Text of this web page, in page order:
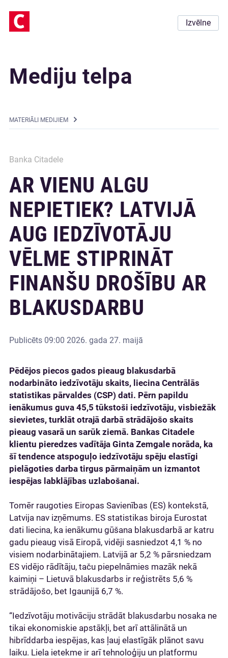
Izvēlne
Mediju telpa
MATERIĀLI MEDIJIEM
Banka Citadele
AR VIENU ALGU
NEPIETIEK? LATVIJĀ
AUG IEDZĪVOTĀJU
VĒLME STIPRINĀT
FINANŠU DROŠĪBU AR
BLAKUSDARBU
Publicēts 09:00 2026. gada 27. maijā
Pēdējos piecos gados pieaug blakusdarbā
nodarbināto iedzīvotāju skaits, liecina Centrālās
statistikas pārvaldes (CSP) dati. Pērn papildu
ienākumus guva 45,5 tūkstoši iedzīvotāju, visbiežāk
sievietes, turklāt otrajā darbā strādājošo skaits
pieaug vasarā un sarūk ziemā. Bankas Citadele
klientu pieredzes vadītāja Ginta Zemgale norāda, ka
šī tendence atspoguļo iedzīvotāju spēju elastīgi
pielāgoties darba tirgus pārmaiņām un izmantot
iespējas labklājības uzlabošanai.
Tomēr raugoties Eiropas Savienības (ES) kontekstā,
Latvija nav izņēmums. ES statistikas biroja Eurostat
dati liecina, ka ienākumu gūšana blakusdarbā ar katru
gadu pieaug visā Eiropā, vidēji sasniedzot 4,1 % no
visiem nodarbinātajiem. Latvijā ar 5,2 % pārsniedzam
ES vidējo rādītāju, taču piepelnāmies mazāk nekā
kaimiņi – Lietuvā blakusdarbs ir reģistrēts 5,6 %
strādājošo, bet Igaunijā 6,7 %.
“Iedzīvotāju motivāciju strādāt blakusdarbu nosaka ne
tikai ekonomiskie apstākļi, bet arī attālinātā un
hibrīddarba iespējas, kas ļauj elastīgāk plānot savu
laiku. Liela ietekme ir arī tehnoloģiju un platformu